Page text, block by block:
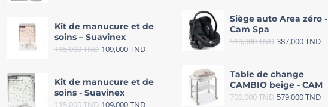
Kit de manucure et de
soins – Suavinex
115,000TND 109,000TND
Kit de manucure et de
soins - Suavinex
115,000TND 109,000TND
Siège auto Area zéro -
Cam Spa
510,000TND 387,000TND
Table de change
CAMBIO beige - CAM
700,000TND 579,000TND